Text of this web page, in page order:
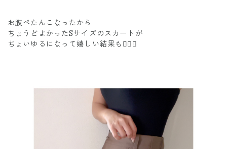
お腹ぺたんこなったから
ちょうどよかったSサイズのスカートが
ちょいゆるになって嬉しい結果も✌🏾✨